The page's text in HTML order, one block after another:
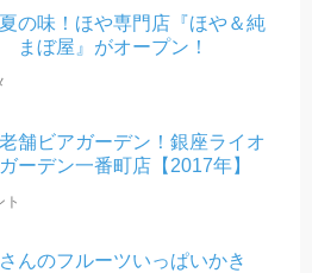
の味！ほや専門店『ほや＆純
まぼ屋』がオープン！
舗ビアガーデン！銀座ライオ
ーデン一番町店【2017年】
ト
んのフルーツいっぱいかき